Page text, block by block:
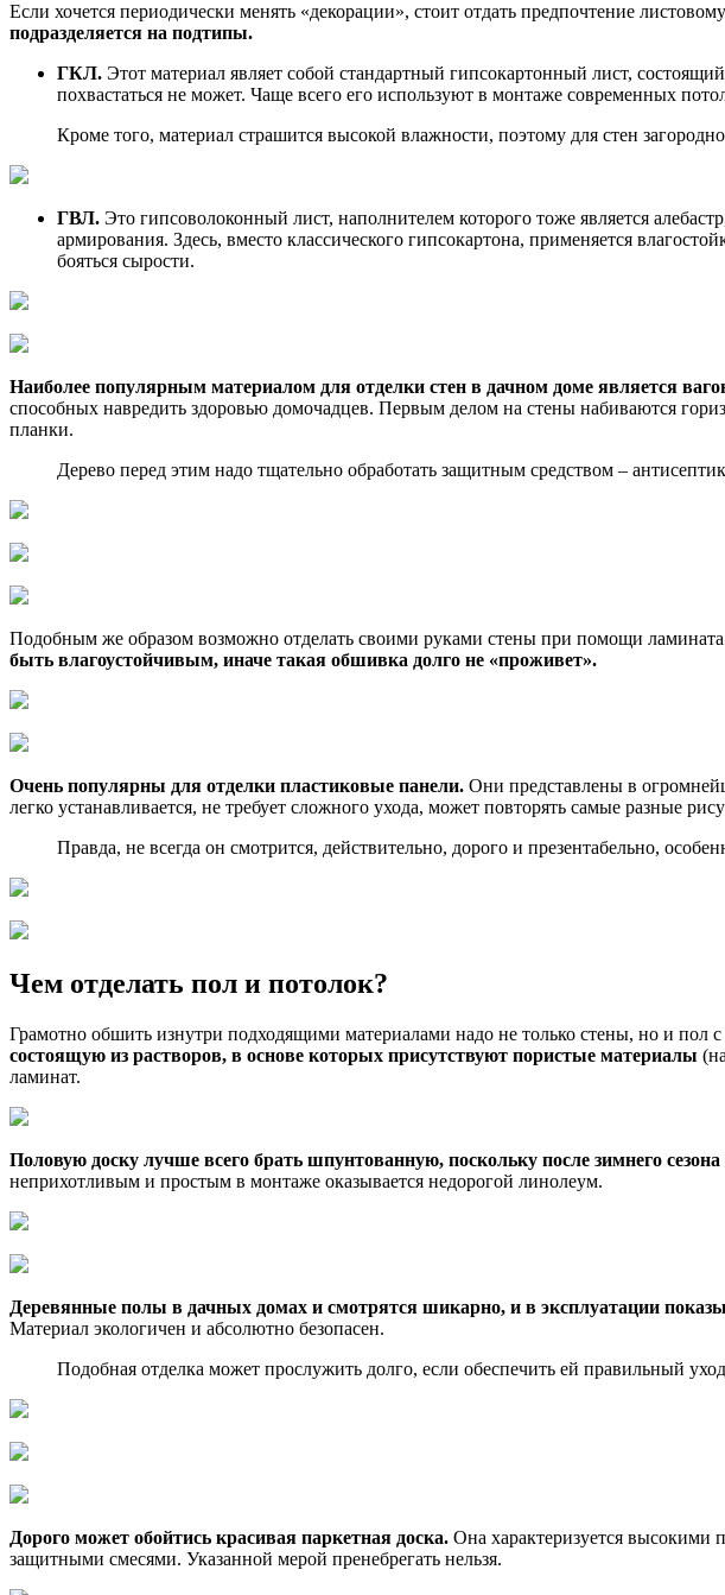
Если хочется периодически менять «декорации», стоит отдать предпочтение
подразделяется на подтипы.
ГКЛ. Этот материал являет собой стандартный гипсокартонный лист,
похвастаться не может. Чаще всего его используют в монтаже современных
Кроме того, материал страшится высокой влажности, поэтому для стен
ГВЛ. Это гипсоволоконный лист, наполнителем которого тоже является
армирования. Здесь, вместо классического гипсокартона, применяется
бояться сырости.
Наиболее популярным материалом для отделки стен в дачном доме является
способных навредить здоровью домочадцев. Первым делом на стены набиваются
планки.
Дерево перед этим надо тщательно обработать защитным средством –
Подобным же образом возможно отделать своими руками стены при помощи
быть влагоустойчивым, иначе такая обшивка долго не «проживет».
Очень популярны для отделки пластиковые панели. Они представлены в
легко устанавливается, не требует сложного ухода, может повторять самые разные
Правда, не всегда он смотрится, действительно, дорого и презентабельно,
Чем отделать пол и потолок?
Грамотно обшить изнутри подходящими материалами надо не только стены, но и пол с
состоящую из растворов, в основе которых присутствуют пористые материалы
ламинат.
Половую доску лучше всего брать шпунтованную, поскольку после зимнего
неприхотливым и простым в монтаже оказывается недорогой линолеум.
Деревянные полы в дачных домах и смотрятся шикарно, и в эксплуатации
Материал экологичен и абсолютно безопасен.
Подобная отделка может прослужить долго, если обеспечить ей правильный
Дорого может обойтись красивая паркетная доска. Она характеризуется
защитными смесями. Указанной мерой пренебрегать нельзя.